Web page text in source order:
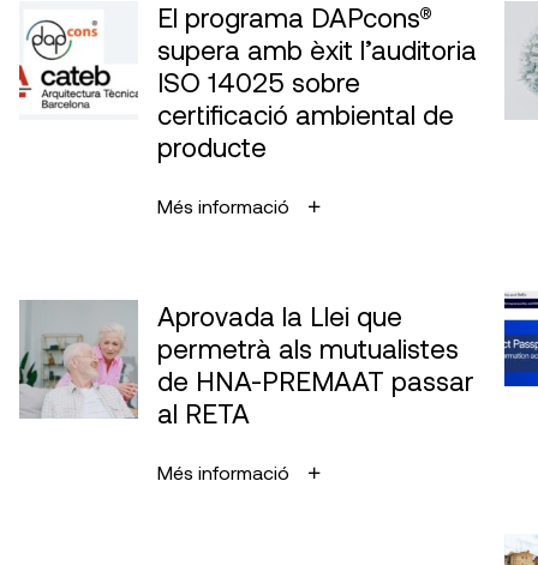
El programa DAPcons®
supera amb èxit l’auditoria
ISO 14025 sobre
certificació ambiental de
producte
Més informació
Aprovada la Llei que
permetrà als mutualistes
de HNA-PREMAAT passar
al RETA
Més informació